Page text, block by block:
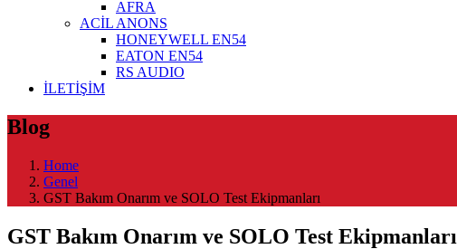
AFRA
ACİL ANONS
HONEYWELL EN54
EATON EN54
RS AUDIO
İLETİŞİM
Blog
Home
Genel
GST Bakım Onarım ve SOLO Test Ekipmanları
GST Bakım Onarım ve SOLO Test Ekipmanları